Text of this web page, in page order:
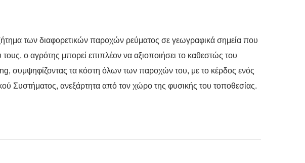
των διαφορετικών παροχών ρεύματος σε γεωγραφικά σημεία που
τους, ο αγρότης μπορεί επιπλέον να αξιοποιήσει το καθεστώς του
συμψηφίζοντας τα κόστη όλων των παροχών του, με το κέρδος ενός
Συστήματος, ανεξάρτητα από τον χώρο της φυσικής του τοποθεσίας.